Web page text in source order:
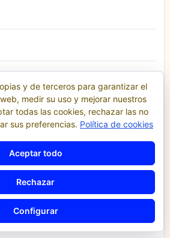
y de terceros para garantizar el
medir su uso y mejorar nuestros
todas las cookies, rechazar las no
sus preferencias. Política de cookies
Aceptar todo
Rechazar
Configurar